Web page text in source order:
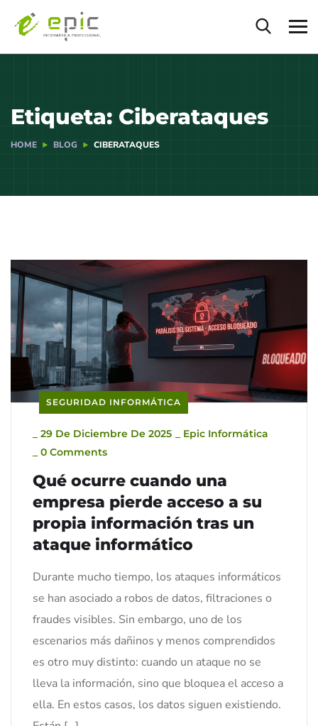
Etiqueta: Ciberataques
HOME BLOG CIBERATAQUES
SEGURIDAD INFORMÁTICA
29 De Diciembre De 2025
Epic Informática
0 Comments
Qué ocurre cuando una
empresa pierde acceso a su
propia información tras un
ataque informático
Durante mucho tiempo, los ataques informáticos
se han asociado a robos de datos, filtraciones o
fraudes visibles. Sin embargo, uno de los
escenarios más dañinos y menos comprendidos
es otro muy distinto: cuando un ataque no se
lleva la información, sino que bloquea el acceso a
ella. En estos casos, los datos siguen existiendo.